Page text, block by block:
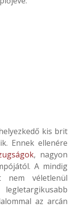
kis brit
Ennek ellenére
, nagyon
A mindig
véletlenül
az arcán